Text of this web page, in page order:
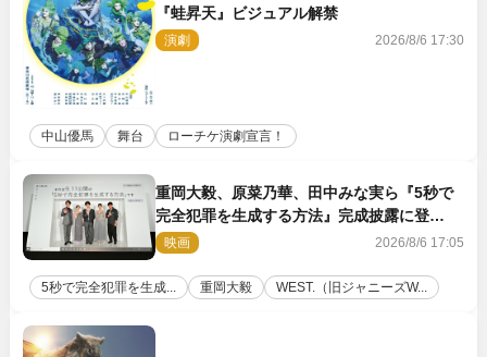
『蛙昇天』ビジュアル解禁
演劇 2026/8/6 17:30
中山優馬 舞台 ローチケ演劇宣言！
重岡大毅、原菜乃華、田中みな実ら『5秒で
完全犯罪を生成する方法』完成披露に登
壇！ それぞれのAI活用術も発表
映画 2026/8/6 17:05
5秒で完全犯罪を生成... 重岡大毅 WEST.（旧ジャニーズW...